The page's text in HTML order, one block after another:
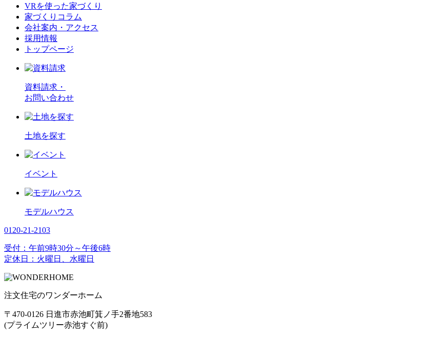
VRを使った家づくり
家づくりコラム
会社案内・アクセス
採用情報
トップページ
資料請求・
お問い合わせ
土地を探す
イベント
モデルハウス
0120-21-2103
受付：午前9時30分～午後6時
定休日：火曜日、水曜日
注文住宅のワンダーホーム
〒470-0126 日進市赤池町箕ノ手2番地583
(プライムツリー赤池すぐ前)